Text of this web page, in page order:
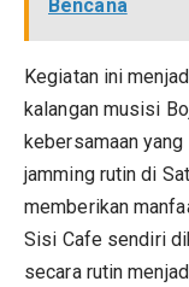
Bencana
Kegiatan ini
kalangan musisi
kebersamaan
jamming rutin di
memberikan
Sisi Cafe sendiri
secara rutin